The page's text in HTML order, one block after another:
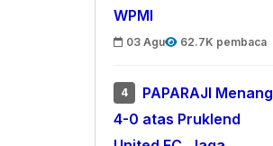
WPMI
03 Agu 62.7K pembaca
4
PAPARAJI Menang
4-0 atas Pruklend